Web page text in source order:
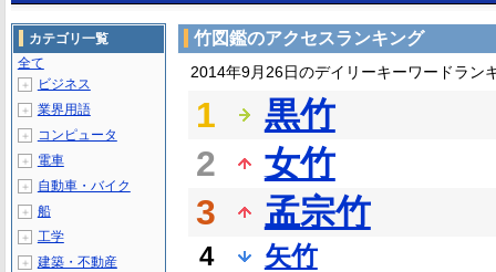
竹図鑑のアクセスランキング
2014年9月26日のデイリーキーワードラン
1
黒竹
2
女竹
3
孟宗竹
4
矢竹
カテゴリ一覧
全て
＋ ビジネス
＋ 業界用語
＋ コンピュータ
＋ 電車
＋ 自動車・バイク
＋ 船
＋ 工学
＋ 建築・不動産